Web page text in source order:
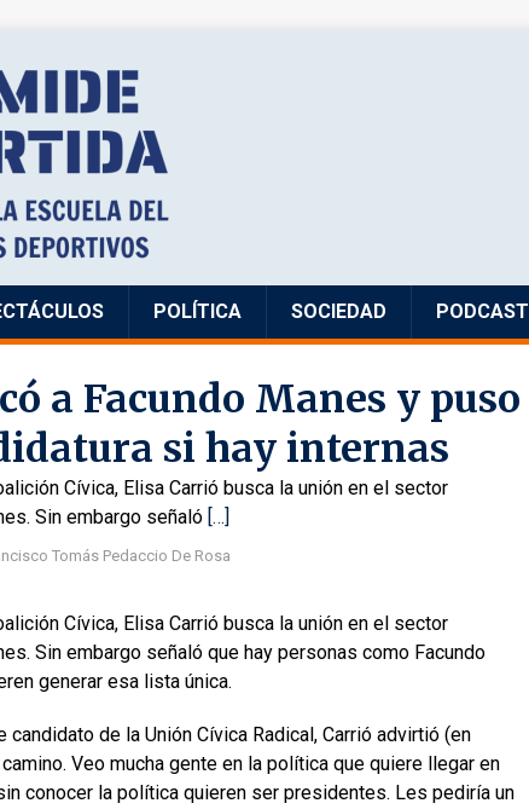
POLÍTICA SOCIEDAD PODCAST
a Facundo Manes y puso
si hay internas
Cívica, Elisa Carrió busca la unión en el sector
Sin embargo señaló […]
Tomás Pedaccio De Rosa
Cívica, Elisa Carrió busca la unión en el sector
Sin embargo señaló que hay personas como Facundo
generar esa lista única.
de la Unión Cívica Radical, Carrió advirtió (en
Veo mucha gente en la política que quiere llegar en
conocer la política quieren ser presidentes. Les pediría un